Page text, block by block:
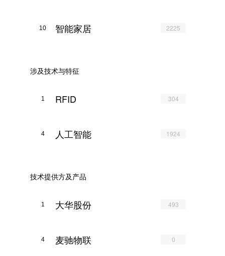
10 智能家居 2225
涉及技术与特征
1 RFID 304
4 人工智能 1924
技术提供方及产品
1 大华股份 493
4 麦驰物联 0